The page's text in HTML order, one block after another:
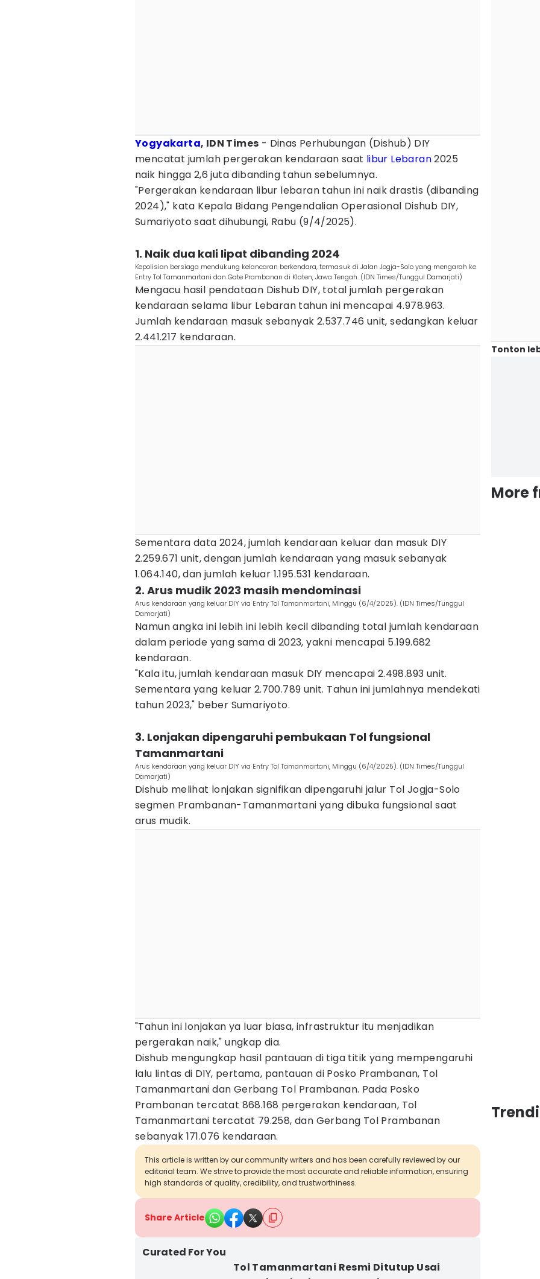
Yogyakarta, IDN Times - Dinas Perhubungan (Dishub) DIY
mencatat jumlah pergerakan kendaraan saat libur Lebaran2025
naik hingga 2,6 juta dibanding tahun sebelumnya.
"Pergerakan kendaraan libur lebaran tahun ini naik drastis (dibanding
2024)," kata Kepala Bidang Pengendalian Operasional Dishub DIY,
Sumariyoto saat dihubungi, Rabu (9/4/2025).
1. Naik dua kali lipat dibanding 2024
Kepolisian bersiaga mendukung kelancaran berkendara, termasuk di Jalan Jogja-Solo yang mengarah ke
Entry Tol Tamanmartani dan Gate Prambanan di Klaten, Jawa Tengah. (IDN Times/Tunggul Damarjati)
Mengacu hasil pendataan Dishub DIY, total jumlah pergerakan
kendaraan selama libur Lebaran tahun ini mencapai 4.978.963.
Jumlah kendaraan masuk sebanyak 2.537.746 unit, sedangkan keluar
2.441.217 kendaraan.
Sementara data 2024, jumlah kendaraan keluar dan masuk DIY
2.259.671 unit, dengan jumlah kendaraan yang masuk sebanyak
1.064.140, dan jumlah keluar 1.195.531 kendaraan.
2. Arus mudik 2023 masih mendominasi
Arus kendaraan yang keluar DIY via Entry Tol Tamanmartani, Minggu (6/4/2025). (IDN Times/Tunggul
Damarjati)
Namun angka ini lebih ini lebih kecil dibanding total jumlah kendaraan
dalam periode yang sama di 2023, yakni mencapai 5.199.682
kendaraan.
"Kala itu, jumlah kendaraan masuk DIY mencapai 2.498.893 unit.
Sementara yang keluar 2.700.789 unit. Tahun ini jumlahnya mendekati
tahun 2023," beber Sumariyoto.
3. Lonjakan dipengaruhi pembukaan Tol fungsional
Tamanmartani
Arus kendaraan yang keluar DIY via Entry Tol Tamanmartani, Minggu (6/4/2025). (IDN Times/Tunggul
Damarjati)
Dishub melihat lonjakan signifikan dipengaruhi jalur Tol Jogja-Solo
segmen Prambanan-Tamanmartani yang dibuka fungsional saat
arus mudik.
"Tahun ini lonjakan ya luar biasa, infrastruktur itu menjadikan
pergerakan naik," ungkap dia.
Dishub mengungkap hasil pantauan di tiga titik yang mempengaruhi
lalu lintas di DIY, pertama, pantauan di Posko Prambanan, Tol
Tamanmartani dan Gerbang Tol Prambanan. Pada Posko
Prambanan tercatat 868.168 pergerakan kendaraan, Tol
Tamanmartani tercatat 79.258, dan Gerbang Tol Prambanan
sebanyak 171.076 kendaraan.
This article is written by our community writers and has been carefully reviewed by our
editorial team. We strive to provide the most accurate and reliable information, ensuring
high standards of quality, credibility, and trustworthiness.
Share Article
Curated For You
Tol Tamanmartani Resmi Ditutup Usai
Tonton
More